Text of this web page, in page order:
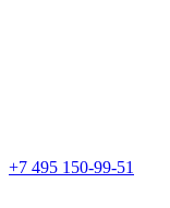
+7 495 150-99-51